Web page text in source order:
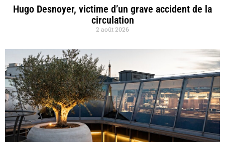
Hugo Desnoyer, victime d’un grave accident de la
circulation
2 août 2026